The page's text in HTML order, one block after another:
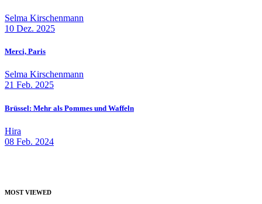
Selma Kirschenmann
10 Dez. 2025
Merci, Paris
Selma Kirschenmann
21 Feb. 2025
Brüssel: Mehr als Pommes und Waffeln
Hira
08 Feb. 2024
MOST VIEWED